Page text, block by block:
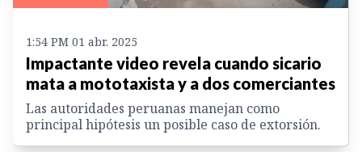
1:54 PM 01 abr. 2025
Impactante video revela cuando sicario
mata a mototaxista y a dos comerciantes
Las autoridades peruanas manejan como
principal hipótesis un posible caso de extorsión.